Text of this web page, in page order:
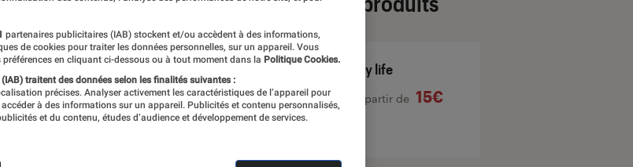
My life
À partir de 15€
partenaires publicitaires (IAB) stockent et/ou accèdent à des informations,
de cookies pour traiter les données personnelles, sur un appareil. Vous
préférences en cliquant ci-dessous ou à tout moment dans la Politique Cookies.
traitent des données selon les finalités suivantes :
précises. Analyser activement les caractéristiques de l’appareil pour
à des informations sur un appareil. Publicités et contenu personnalisés,
et du contenu, études d’audience et développement de services.